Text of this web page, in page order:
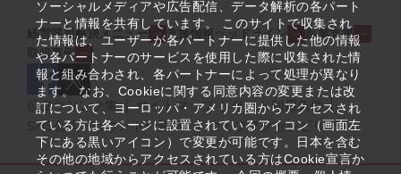
ソーシャルメディアや広告配信、データ解析の各パート
ナーと情報を共有しています。 このサイトで収集され
た情報は、ユーザーが各パートナーに提供した他の情報
や各パートナーのサービスを使用した際に収集された情
報と組み合わされ、各パートナーによって処理が異なり
ます。 なお、Cookieに関する同意内容の変更または改
訂について、ヨーロッパ・アメリカ圏からアクセスされ
ている方は各ページに設置されているアイコン（画面左
下にある黒いアイコン）で変更が可能です。日本を含む
その他の地域からアクセスされている方はCookie宣言か
経営課題解決メニュー 支援情報ヘッドライン
起業支援
取組事例
役立つリンク集 サイトマップ
サイト利用条件
SNS公式アカウント一覧
ウェブアクセシビリティ